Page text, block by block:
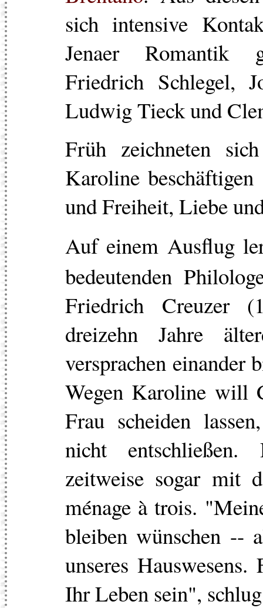
sich intensive
Jenaer Romantik
Friedrich Schlegel,
Ludwig Tieck und
Früh zeichneten
Karoline
und Freiheit, Liebe
Auf einem Ausflug
bedeutenden
Friedrich Creuzer
dreizehn Jahre
versprachen einander
Wegen Karoline will
Frau scheiden
nicht
zeitweise sogar mit
ménage à trois.
bleiben wünschen --
unseres
Ihr Leben sein",